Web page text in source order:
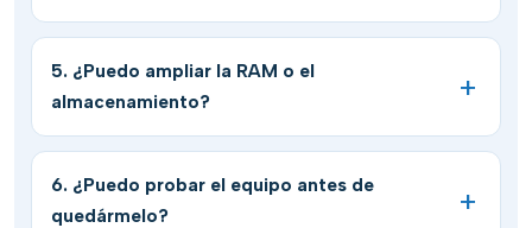
5. ¿Puedo ampliar la RAM o el
almacenamiento?
6. ¿Puedo probar el equipo antes de
quedármelo?